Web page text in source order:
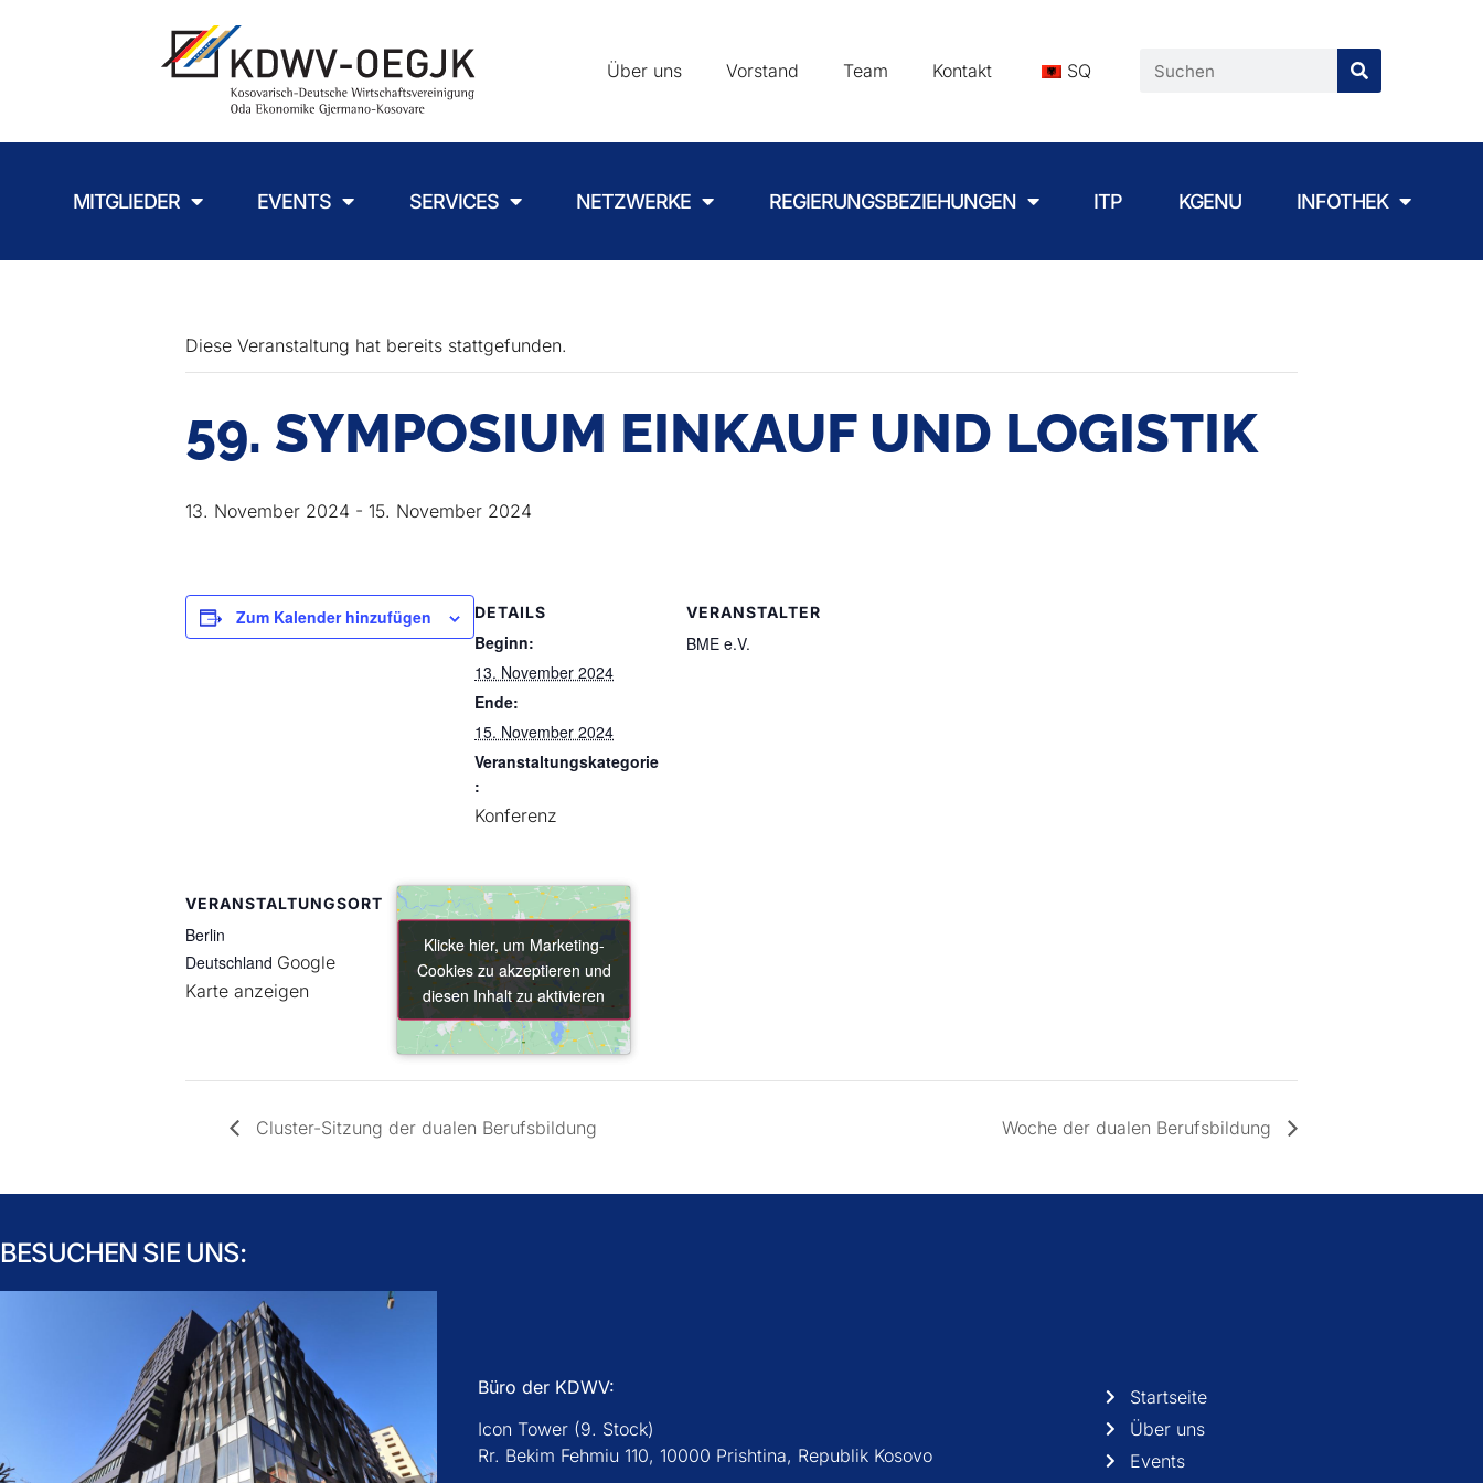
Über uns Vorstand Team Kontakt SQ
MITGLIEDER EVENTS SERVICES NETZWERKE REGIERUNGSBEZIEHUNGEN ITP KGENU INFOTHEK
Diese Veranstaltung hat bereits stattgefunden.
59. SYMPOSIUM EINKAUF UND LOGISTIK
13. November 2024 - 15. November 2024
Zum Kalender hinzufügen DETAILS
Beginn:
13. November 2024
Ende:
15. November 2024
Veranstaltungskategorie
:
Konferenz
VERANSTALTER
BME e.V.
VERANSTALTUNGSORT
Berlin
Deutschland Google
Karte anzeigen
Klicke hier, um Marketing-
Cookies zu akzeptieren und
diesen Inhalt zu aktivieren
Klicke hier, um Marketing-
Cookies zu akzeptieren und
diesen Inhalt zu aktivieren
Cluster-Sitzung der dualen Berufsbildung Woche der dualen Berufsbildung
BESUCHEN SIE UNS:
Büro der KDWV:
Icon Tower (9. Stock)
Rr. Bekim Fehmiu 110, 10000 Prishtina, Republik Kosovo
Startseite
Über uns
Events